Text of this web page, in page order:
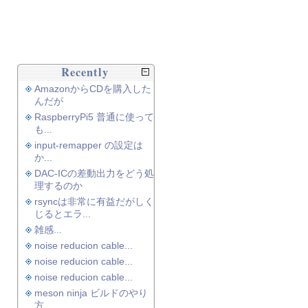
Recently
AmazonからCDを購入した
んだが
RaspberryPi5 普通に使って
も...
input-remapper の設定は
か...
DAC-ICの差動出力をどう処
理するのか
rsyncは非常に有益だがしく
じるとエラ...
雑感...
noise reducion cable...
noise reducion cable...
noise reducion cable...
meson ninja ビルドのやり
方...